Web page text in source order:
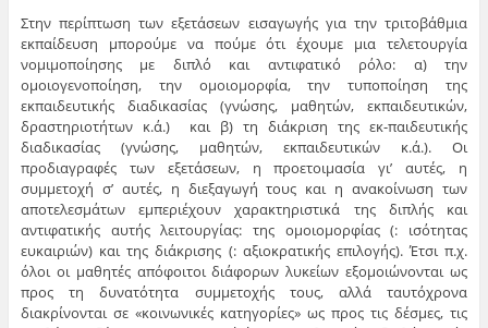
Στην περίπτωση των εξετάσεων εισαγωγής για την τριτοβάθμια
εκπαίδευση μπορούμε να πούμε ότι έχουμε μια τελετουργία
νομιμοποίησης με διπλό και αντιφατικό ρόλο: α) την
ομοιογενοποίηση, την ομοιομορφία, την τυποποίηση της
εκπαιδευτικής διαδικασίας (γνώσης, μαθητών, εκπαιδευτικών,
δραστηριοτήτων κ.ά.) και β) τη διάκριση της εκ-παιδευτικής
διαδικασίας (γνώσης, μαθητών, εκπαιδευτικών κ.ά.). Οι
προδιαγραφές των εξετάσεων, η προετοιμασία γι’ αυτές, η
συμμετοχή σ’ αυτές, η διεξαγωγή τους και η ανακοίνωση των
αποτελεσμάτων εμπεριέχουν χαρακτηριστικά της διπλής και
αντιφατικής αυτής λειτουργίας: της ομοιομορφίας (: ισότητας
ευκαιριών) και της διάκρισης (: αξιοκρατικής επιλογής). Έτσι π.χ.
όλοι οι μαθητές απόφοιτοι διάφορων λυκείων εξομοιώνονται ως
προς τη δυνατότητα συμμετοχής τους, αλλά ταυτόχρονα
διακρίνονται σε «κοινωνικές κατηγορίες» ως προς τις δέσμες, τις